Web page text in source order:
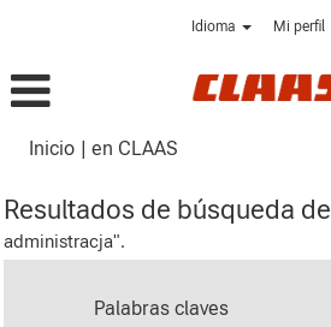
Idioma Mi perfil
Inicio | en CLAAS
Resultados de búsqueda de
administracja".
Palabras claves